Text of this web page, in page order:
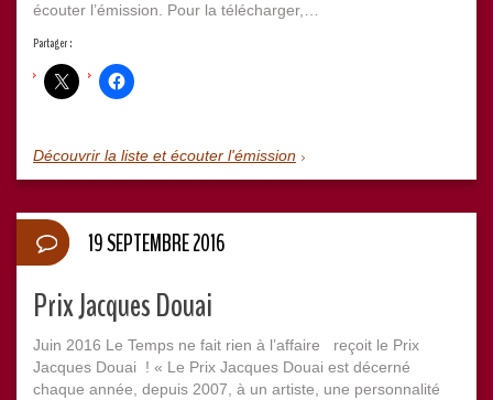
écouter l’émission. Pour la télécharger,…
Partager :
Découvrir la liste et écouter l'émission
Prix Jacques Douai
Juin 2016 Le Temps ne fait rien à l’affaire reçoit le Prix
Jacques Douai ! « Le Prix Jacques Douai est décerné
chaque année, depuis 2007, à un artiste, une personnalité
19 SEPTEMBRE 2016